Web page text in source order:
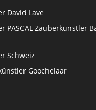
David Lave
PASCAL Zauberkünstler
Schweiz
Goochelaar